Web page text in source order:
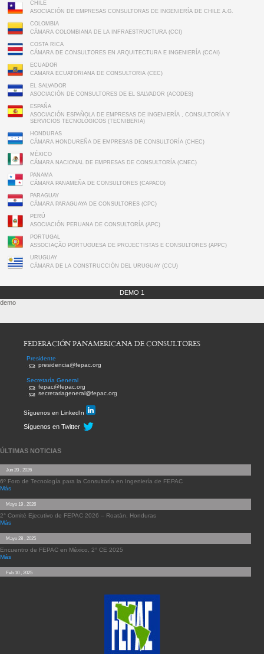
CHILE
ASOCIACIÓN DE EMPRESAS CONSULTORAS DE INGENIERÍA DE CHILE A.G.
COLOMBIA
CÁMARA COLOMBIANA DE LA INFRAESTRUCTURA (CCI)
COSTA RICA
CÁMARA DE CONSULTORES EN ARQUITECTURA E INGENIERÍA (CCAI)
ECUADOR
CAMARA ECUATORIANA DE CONSULTORIA (CEC)
EL SALVADOR
ASOCIACIÓN DE CONSULTORES DE EL SALVADOR (ACODES)
ESPAÑA
ASOCIACIÓN ESPAÑOLA DE EMPRESAS DE INGENIERÍA , CONSULTORÍA Y
SERVICIOS TECNOLÓGICOS (TECNIBERIA)
HONDURAS
CÁMARA HONDUREÑA DE EMPRESAS DE CONSULTORÍA (CHEC)
MÉXICO
CÁMARA NACIONAL DE EMPRESAS DE CONSULTORÍA (CNEC)
PANAMA
CÁMARA PANAMEÑA DE CONSULTORES (CAPACO)
PARAGUAY
CÁMARA PARAGUAYA DE CONSULTORES (CPC)
PERÚ
ASOCIACIÓN PERUANA DE CONSULTORÍA (APC)
PORTUGAL
ASSOCIAÇÃO PORTUGUESA DE PROJECTISTAS E CONSULTORES (APPC)
URUGUAY
CÁMARA DE LA CONSTRUCCIÓN DEL URUGUAY (CCU)
DEMO 1
demo
FEDERACIÓN PANAMERICANA DE CONSULTORES
Presidente
presidencia@fepac.org
Secretaría General
fepac@fepac.org
secretariageneral@fepac.org
Síguenos en LinkedIn
Síguenos en Twitter
ÚLTIMAS NOTICIAS
Jun 20 , 2026
6º Foro de Tecnología para la Consultoría en Ingeniería de FEPAC
Más
Mayo 19 , 2026
2° Comité Ejecutivo de FEPAC 2026 – Roatán, Honduras
Más
Mayo 28 , 2025
Encuentro de FEPAC en México, 2° CE 2025
Más
Feb 10 , 2025
FEPAC MARCA PRESENCIA EN EL XX CONGRESO NACIONAL DE INFRAESTRUCTURA